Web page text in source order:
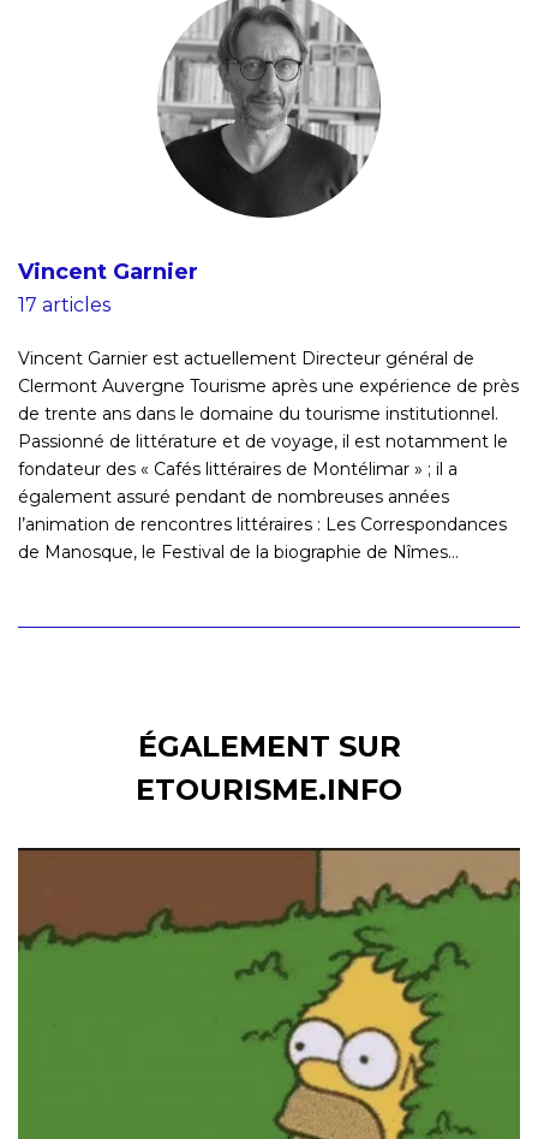
Vincent Garnier
17 articles
Vincent Garnier est actuellement Directeur général de
Clermont Auvergne Tourisme après une expérience de près
de trente ans dans le domaine du tourisme institutionnel.
Passionné de littérature et de voyage, il est notamment le
fondateur des « Cafés littéraires de Montélimar » ; il a
également assuré pendant de nombreuses années
l’animation de rencontres littéraires : Les Correspondances
de Manosque, le Festival de la biographie de Nîmes…
ÉGALEMENT SUR
ETOURISME.INFO